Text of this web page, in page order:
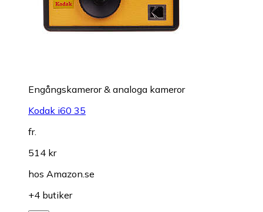
Engångskameror & analoga kameror
Kodak i60 35
fr.
514 kr
hos Amazon.se
+4 butiker